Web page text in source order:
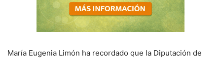
María Eugenia Limón ha recordado que la Diputación de